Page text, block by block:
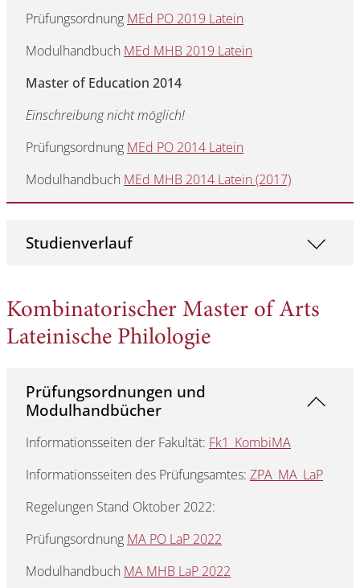
Prüfungsordnung MEd PO 2019 Latein
Modulhandbuch MEd MHB 2019 Latein
Master of Education 2014
Einschreibung nicht möglich!
Prüfungsordnung MEd PO 2014 Latein
Modulhandbuch MEd MHB 2014 Latein (2017)
Studienverlauf
Kombinatorischer Master of Arts
Lateinische Philologie
Prüfungsordnungen und
Modulhandbücher
Informationsseiten der Fakultät: Fk1_KombiMA
Informationsseiten des Prüfungsamtes: ZPA_MA_LaP
Regelungen Stand Oktober 2022:
Prüfungsordnung MA PO LaP 2022
Modulhandbuch MA MHB LaP 2022